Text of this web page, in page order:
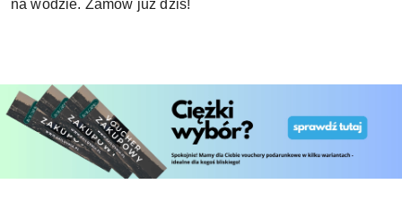
na wodzie. Zamów już dziś!